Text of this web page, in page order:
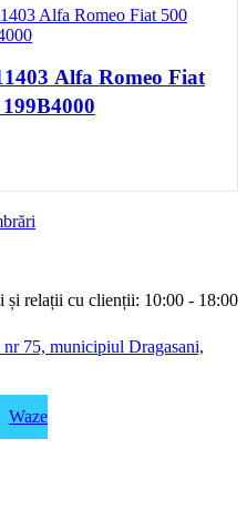
Alfa Romeo Fiat
și relații cu clienții: 10:00 - 18:00
nr 75, municipiul Dragasani,
Waze